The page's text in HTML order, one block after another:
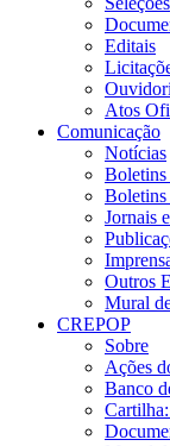
Editais
Atos
Comunicação
Notícias
Boletins
Jornais
Outros
Mural
CREPOP
Sobre
Ações
Banco